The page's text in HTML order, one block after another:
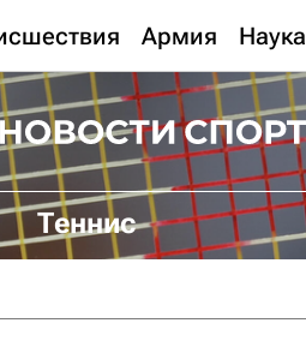
Армия Наука
Теннис